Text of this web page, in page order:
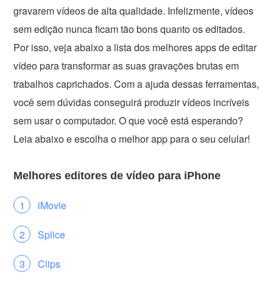
gravarem vídeos de alta qualidade. Infelizmente, vídeos
sem edição nunca ficam tão bons quanto os editados.
Por isso, veja abaixo a lista dos melhores apps de editar
vídeo para transformar as suas gravações brutas em
trabalhos caprichados. Com a ajuda dessas ferramentas,
você sem dúvidas conseguirá produzir vídeos incríveis
sem usar o computador. O que você está esperando?
Leia abaixo e escolha o melhor app para o seu celular!
Melhores editores de vídeo para iPhone
iMovie
Splice
Clips